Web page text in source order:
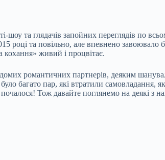
шоу та глядачів запойних переглядів по
році та повільно, але впевнено завоювало
живий і процвітає.
романтичних партнерів, деяким
багато пар, які втратили самовладання,
почалося! Тож давайте поглянемо на деякі